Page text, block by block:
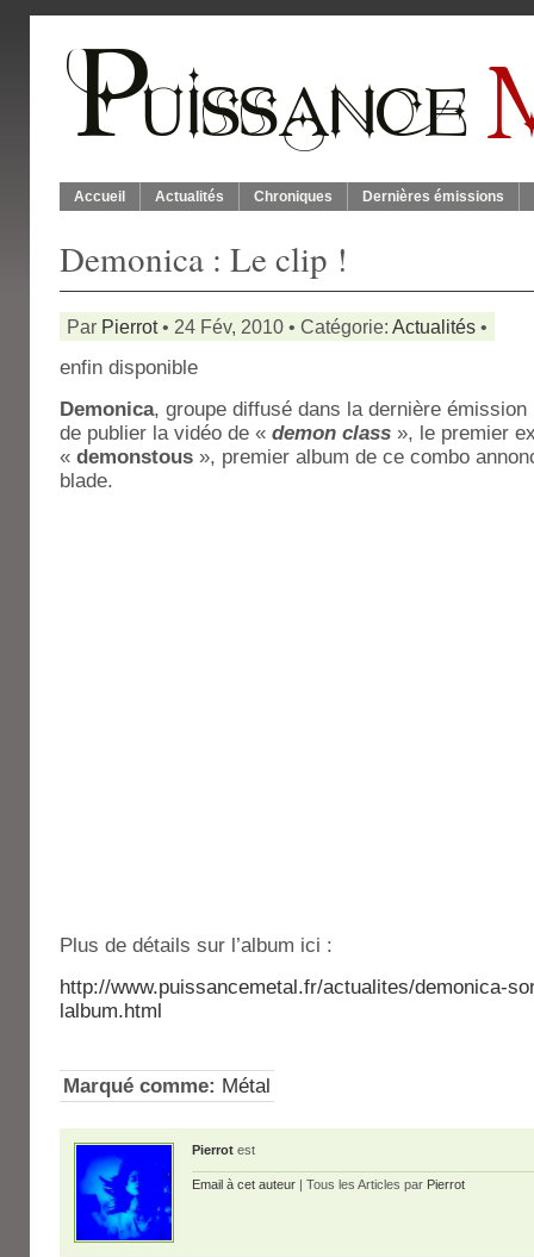
Accueil Actualités Chroniques Dernières émissions
Demonica : Le clip !
Par Pierrot• 24 Fév, 2010 • Catégorie: Actualités •
enfin disponible
Demonica, groupe diffusé dans la dernière émission
de publier la vidéo de « demon class », le premier
« demonstous », premier album de ce combo
blade.
Plus de détails sur l’album ici :
http://www.puissancemetal.fr/actualites/demonica-
lalbum.html
Marqué comme: Métal
Pierrot est
Email à cet auteur | Tous les Articles par Pierrot